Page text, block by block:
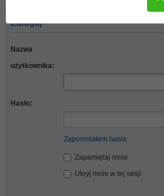
Zaloguj
Nazwa
użytkownika:
Hasło:
Zapomniałem hasła
Zapamiętaj mnie
Ukryj mnie w tej sesji